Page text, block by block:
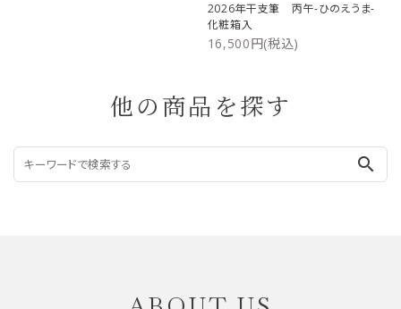
2026年干支筆 丙午-ひのえうま-
化粧箱入
16,500円(税込)
他の商品を探す
search